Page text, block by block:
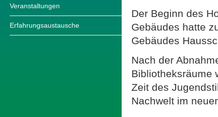
Veranstaltungen
Erfahrungsaustausche
Der Beginn des
Gebäudes hatte
Gebäudes
Nach der
Bibliotheksräume
Zeit des
Nachwelt im